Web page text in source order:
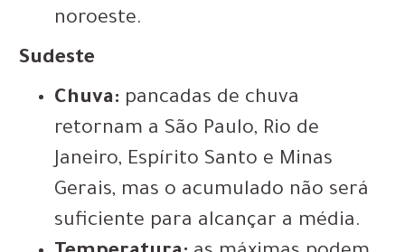
noroeste.
Sudeste
Chuva: pancadas de chuva
retornam a São Paulo, Rio de
Janeiro, Espírito Santo e Minas
Gerais, mas o acumulado não será
suficiente para alcançar a média.